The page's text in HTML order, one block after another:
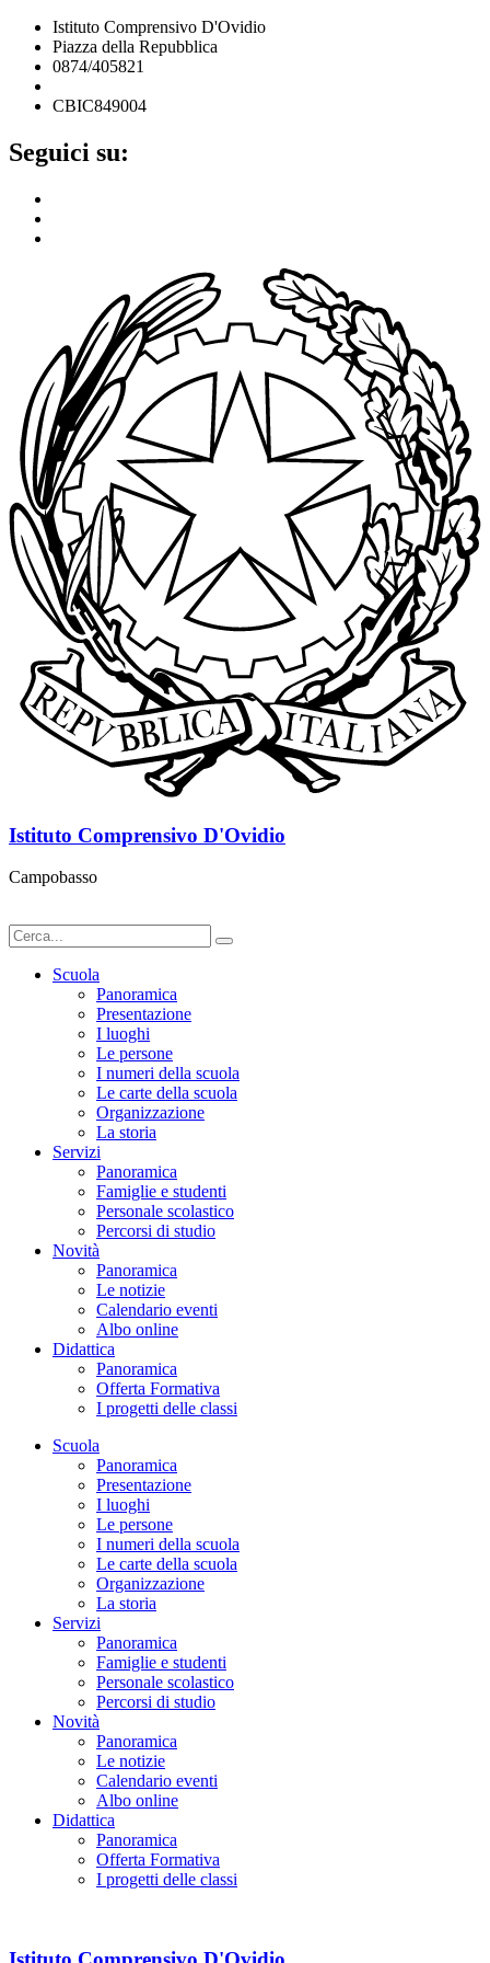
Istituto Comprensivo D'Ovidio
Piazza della Repubblica
0874/405821
CBIC849004
Seguici su:
Istituto Comprensivo D'Ovidio
Campobasso
Scuola
Panoramica
Presentazione
I luoghi
Le persone
I numeri della scuola
Le carte della scuola
Organizzazione
La storia
Servizi
Panoramica
Famiglie e studenti
Personale scolastico
Percorsi di studio
Novità
Panoramica
Le notizie
Calendario eventi
Albo online
Didattica
Panoramica
Offerta Formativa
I progetti delle classi
Scuola
Panoramica
Presentazione
I luoghi
Le persone
I numeri della scuola
Le carte della scuola
Organizzazione
La storia
Servizi
Panoramica
Famiglie e studenti
Personale scolastico
Percorsi di studio
Novità
Panoramica
Le notizie
Calendario eventi
Albo online
Didattica
Panoramica
Offerta Formativa
I progetti delle classi